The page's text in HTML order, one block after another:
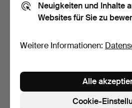
Swedish Grace…
16 Std
8
1
Neuigkeiten und Inhalte
Websites für Sie zu
Weitere Informationen:
Cookie-
Alle